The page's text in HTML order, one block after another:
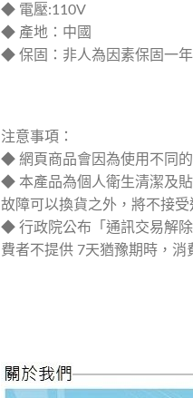
◆ 電壓:110V
◆ 產地：中國
◆ 保固：非人為因素保固一年
注意事項：
◆ 網頁商品會因為使用不同
◆ 本產品為個人衛生清潔及
故障可以換貨之外，將不接受
◆ 行政院公布「通訊交易解
費者不提供 7天猶豫期時，消